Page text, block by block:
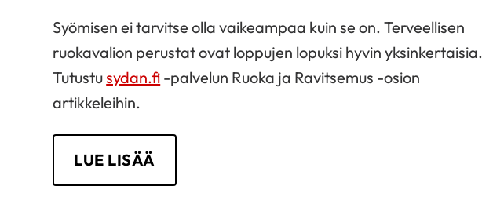
Syömisen ei tarvitse olla vaikeampaa kuin se on. Terveellisen
ruokavalion perustat ovat loppujen lopuksi hyvin yksinkertaisia.
Tutustusydan.fi -palvelun Ruoka ja Ravitsemus -osion
artikkeleihin.
LUE LISÄÄ